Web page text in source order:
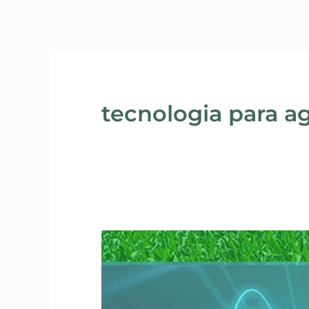
tecnologia para
3
etapas
essenciais